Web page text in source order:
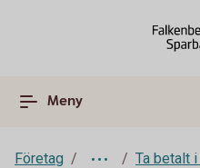
Meny
Företag Ta betalt